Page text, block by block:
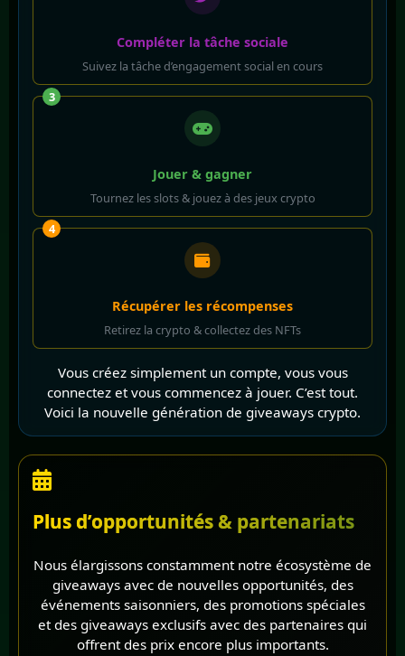
Compléter la tâche sociale
Suivez la tâche d’engagement social en cours
3
Jouer & gagner
Tournez les slots & jouez à des jeux crypto
4
Récupérer les récompenses
Retirez la crypto & collectez des NFTs
Vous créez simplement un compte, vous vous
connectez et vous commencez à jouer. C’est tout.
Voici la nouvelle génération de giveaways crypto.
Plus d’opportunités & partenariats
Nous élargissons constamment notre écosystème de
giveaways avec de nouvelles opportunités, des
événements saisonniers, des promotions spéciales
et des giveaways exclusifs avec des partenaires qui
offrent des prix encore plus importants.